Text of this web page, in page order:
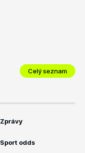
Celý seznam
Zprávy
Sport odds